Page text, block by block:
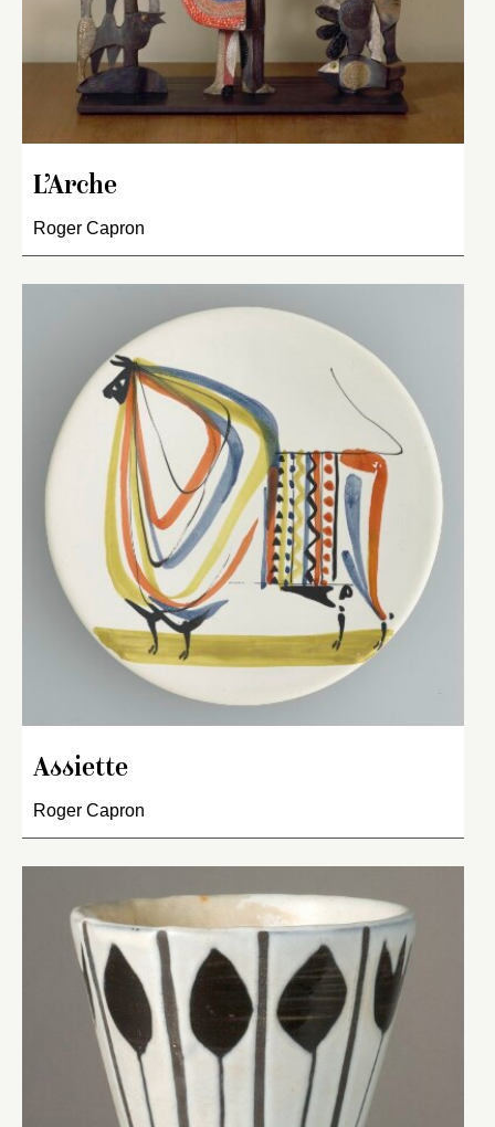
L’Arche
Roger Capron
Assiette
Roger Capron